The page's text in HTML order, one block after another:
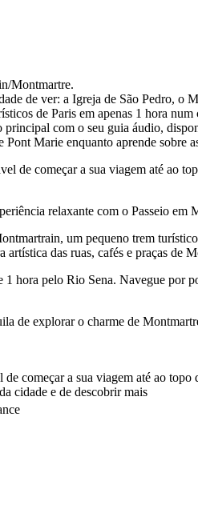
Montmartre.
de ver: a Igreja de São Pedro,
de Paris em apenas 1 hora num
principal com o seu guia áudio,
Marie enquanto aprende sobre
de começar a sua viagem até ao
relaxante com o Passeio
um pequeno trem
das ruas, cafés e praças de
hora pelo Rio Sena. Navegue por
de explorar o charme de
começar a sua viagem até ao
cidade e de descobrir mais